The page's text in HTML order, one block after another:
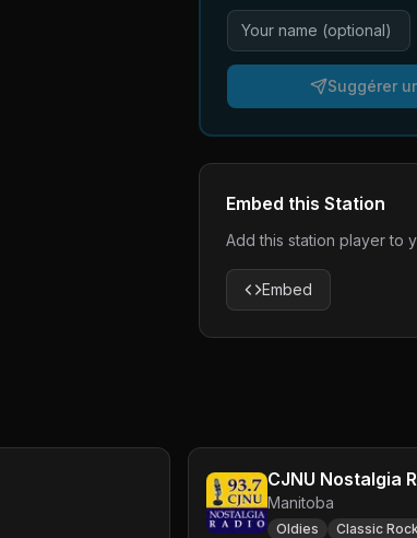
Suggérer
Embed this Station
Add this station player to
Embed
Manitoba
Oldies Classic